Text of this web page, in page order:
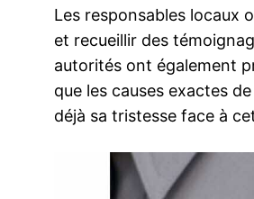
Les responsables locaux
et recueillir des
autorités ont également
que les causes exactes
déjà sa tristesse face à